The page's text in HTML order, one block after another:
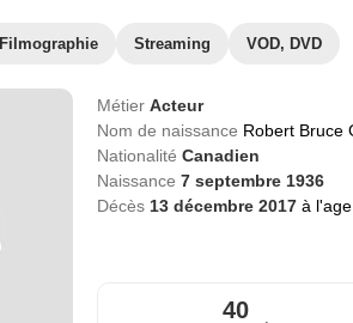
Filmographie Streaming VOD, DVD
Métier Acteur
Nom de naissance Robert Bruce
Nationalité Canadien
Naissance 7 septembre 1936
Décès 13 décembre 2017 à
40